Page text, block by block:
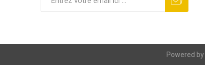
Powered by